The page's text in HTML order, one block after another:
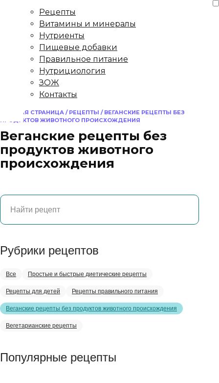
Рецепты
Витамины и минералы
Нутриенты
Пищевые добавки
Правильное питание
Нутрициология
ЗОЖ
Контакты
ГЛАВНАЯ СТРАНИЦА / РЕЦЕПТЫ / ВЕГАНСКИЕ РЕЦЕПТЫ БЕЗ
ПРОДУКТОВ ЖИВОТНОГО ПРОИСХОЖДЕНИЯ
Веганские рецепты без
продуктов животного
происхождения
Поиск
Рубрики рецептов
Все Простые и быстрые диетические рецепты
Рецепты для детей Рецепты правильного питания
Веганские рецепты без продуктов животного происхождения
Вегетарианские рецепты
Популярные рецепты